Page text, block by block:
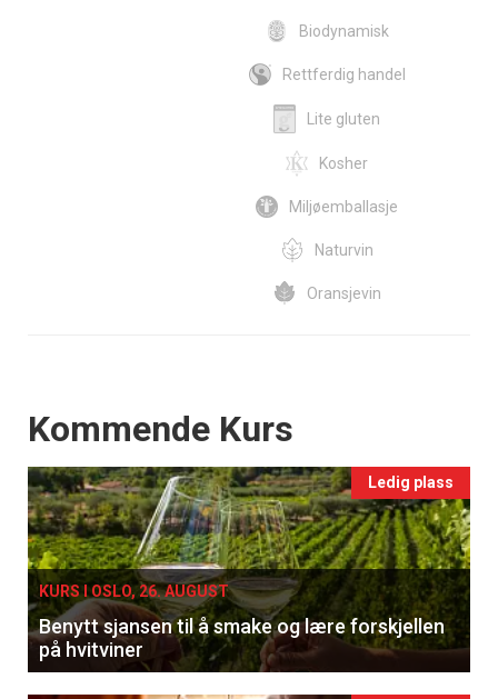
Biodynamisk
Rettferdig handel
Lite gluten
Kosher
Miljøemballasje
Naturvin
Oransjevin
Events
Kommende Kurs
Ledig plass
KURS I OSLO, 26. AUGUST
Benytt sjansen til å smake og lære forskjellen
på hvitviner